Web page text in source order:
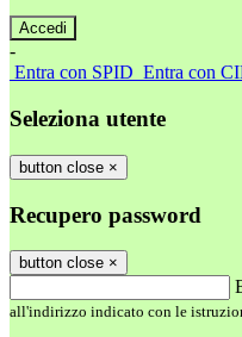
-
Entra con SPID Entra con
Seleziona utente
button close ×
Recupero password
button close ×
all'indirizzo indicato con le